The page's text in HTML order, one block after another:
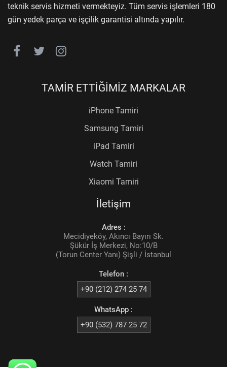
teknik servis hizmeti vermekteyiz. Tüm servis işlemleri 180
gün yedek parça ve işçilik garantisi altında yapılır.
TAMİR ETTİĞİMİZ MARKALAR
iPhone Tamiri
Samsung Tamiri
iPad Tamiri
Watch Tamiri
Xiaomi Tamiri
İletişim
Adres :
Mecidiyeköy, Akıncı Bayırı Sk.
Şükür İş Merkezi, No:10/B
(Torun Center Yanı) Şişli / İstanbul
Telefon :
+90 (212) 274 25 74
WhatsApp :
+90 (532) 787 25 72